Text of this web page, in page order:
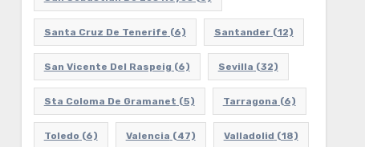
Santa Cruz De Tenerife (6) Santander(12)
San Vicente Del Raspeig (6) Sevilla (32)
Sta Coloma De Gramanet (5) Tarragona (6)
Toledo (6) Valencia (47) Valladolid (18)